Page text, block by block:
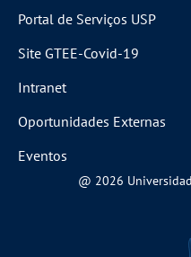
Portal de Serviços USP
Site GTEE-Covid-19
Intranet
Oportunidades Externas
Eventos
@ 2026